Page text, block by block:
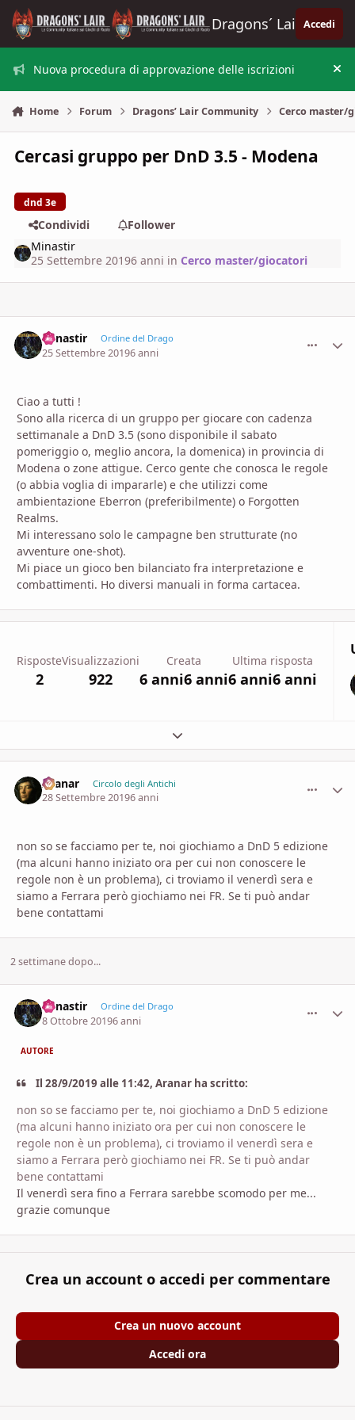
Vai al contenuto
Dragons´ Lair Accedi
Nuova procedura di approvazione delle iscrizioni
Home Forum Dragons’ Lair Community Cerco master/
Cercasi gruppo per DnD 3.5 - Modena
dnd 3e
Condividi
Follower
Minastir
25 Settembre 20196 anni in Cerco master/giocatori
Minastir Ordine del Drago
25 Settembre 20196 anni
Ciao a tutti !
Sono alla ricerca di un gruppo per giocare con cadenza
settimanale a DnD 3.5 (sono disponibile il sabato
pomeriggio o, meglio ancora, la domenica) in provincia di
Modena o zone attigue. Cerco gente che conosca le regole
(o abbia voglia di impararle) e che utilizzi come
ambientazione Eberron (preferibilmente) o Forgotten
Realms.
Mi interessano solo le campagne ben strutturate (no
avventure one-shot).
Mi piace un gioco ben bilanciato fra interpretazione e
combattimenti. Ho diversi manuali in forma cartacea.
Risposte
2
Visualizzazioni
922
Creata
6 anni6 anni
Ultima risposta
6 anni6 anni
Espandi panoramica del topic
Aranar Circolo degli Antichi
28 Settembre 20196 anni
non so se facciamo per te, noi giochiamo a DnD 5 edizione
(ma alcuni hanno iniziato ora per cui non conoscere le
regole non è un problema), ci troviamo il venerdì sera e
siamo a Ferrara però giochiamo nei FR. Se ti può andar
bene contattami
2 settimane dopo...
Minastir Ordine del Drago
8 Ottobre 20196 anni
AUTORE
Il 28/9/2019 alle 11:42, Aranar ha scritto:
non so se facciamo per te, noi giochiamo a DnD 5 edizione
(ma alcuni hanno iniziato ora per cui non conoscere le
regole non è un problema), ci troviamo il venerdì sera e
siamo a Ferrara però giochiamo nei FR. Se ti può andar
bene contattami
Il venerdì sera fino a Ferrara sarebbe scomodo per me...
grazie comunque
Crea un account o accedi per commentare
Crea un nuovo account
Accedi ora